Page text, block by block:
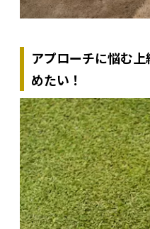
アプローチに悩む
めたい！